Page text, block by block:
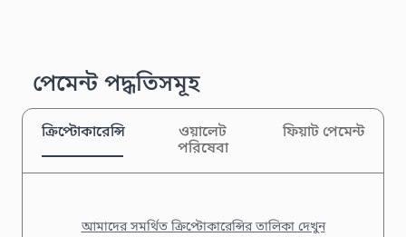
পেমেন্ট পদ্ধতিসমূহ
ক্রিপ্টোকারেন্সি
ওয়ালেট
পরিষেবা
ফিয়াট পেমেন্ট
আমাদের সমর্থিত ক্রিপ্টোকারেন্সির তালিকা দেখুন